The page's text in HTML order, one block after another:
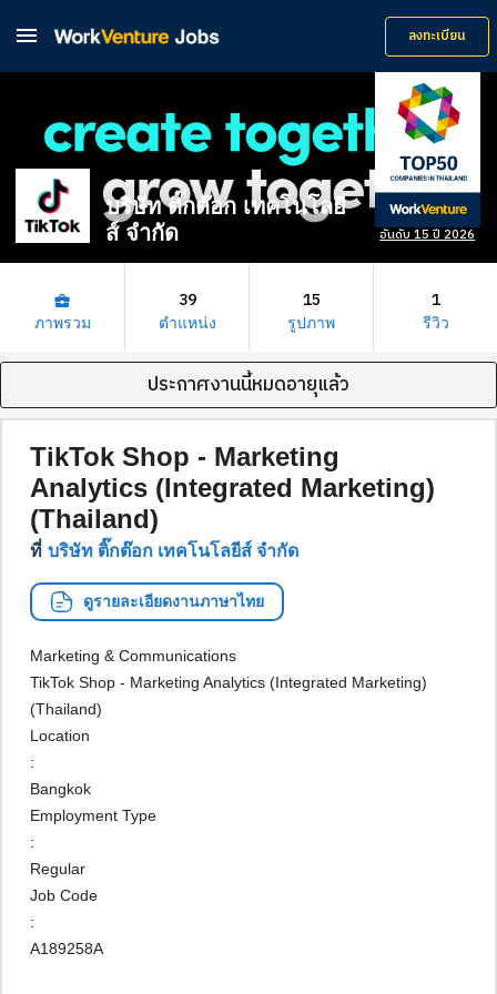
 ลงทะเบียน
อันดับ 15 ปี 2026
บริษัท ติ๊กต๊อก เทคโนโลยี
ส์ จำกัด
business_center
ภาพรวม
39
ตำแหน่ง
15
รูปภาพ
1
รีวิว
ประกาศงานนี้หมดอายุแล้ว
TikTok Shop - Marketing
Analytics (Integrated Marketing)
(Thailand)
ที่ บริษัท ติ๊กต๊อก เทคโนโลยีส์ จำกัด
ดูรายละเอียดงานภาษาไทย
Marketing & Communications
TikTok Shop - Marketing Analytics (Integrated Marketing)
(Thailand)
Location
:
Bangkok
Employment Type
:
Regular
Job Code
:
A189258A